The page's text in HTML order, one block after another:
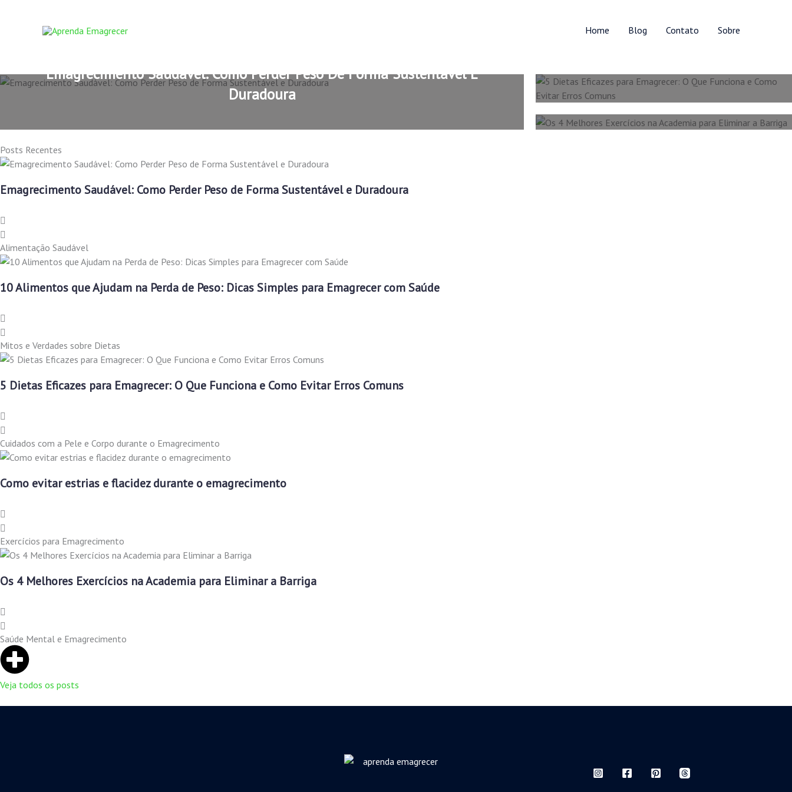
Home Blog Contato Sobre
Emagrecimento Saudável: Como Perder Peso De Forma Sustentável E
Duradoura
Os 4 Melhores Exercícios Na Academia
Para Eliminar A Barriga
Posts Recentes
Emagrecimento Saudável: Como Perder Peso de Forma Sustentável e Duradoura
Alimentação Saudável
10 Alimentos que Ajudam na Perda de Peso: Dicas Simples para Emagrecer com Saúde
Mitos e Verdades sobre Dietas
5 Dietas Eficazes para Emagrecer: O Que Funciona e Como Evitar Erros Comuns
Cuidados com a Pele e Corpo durante o Emagrecimento
Como evitar estrias e flacidez durante o emagrecimento
Exercícios para Emagrecimento
Os 4 Melhores Exercícios na Academia para Eliminar a Barriga
Saúde Mental e Emagrecimento
Veja todos os posts